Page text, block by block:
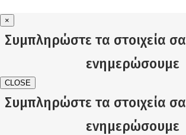
×
Συμπληρώστε τα στοιχεία
ενημερώσουμε
CLOSE
Συμπληρώστε τα στοιχεία
ενημερώσουμε